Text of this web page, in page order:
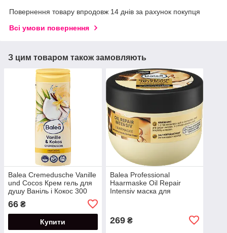
Повернення товару впродовж 14 днів за рахунок покупця
Всі умови повернення
З цим товаром також замовляють
Balea Cremedusche Vanille
und Cocos Крем гель для
душу Ваніль і Кокос 300
66 ₴
Купити
Balea Professional
Haarmaske Oil Repair
Intensiv маска для
269₴